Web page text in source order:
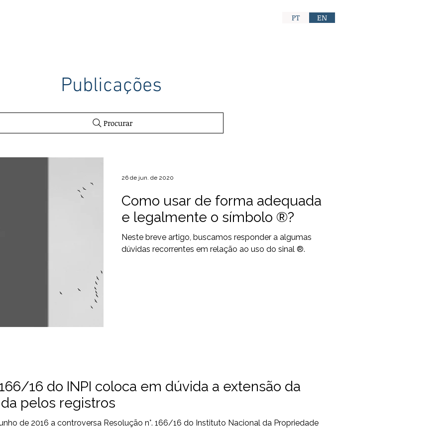
PT EN
Publicações
Como usar de forma adequada
e legalmente o símbolo ®?
Neste breve artigo, buscamos responder a algumas
dúvidas recorrentes em relação ao uso do sinal ®.
26 de jun. de 2020
16 do INPI coloca em dúvida a extensão da
pelos registros
de 2016 a controversa Resolução n°. 166/16 do Instituto Nacional da Propriedade
Procurar